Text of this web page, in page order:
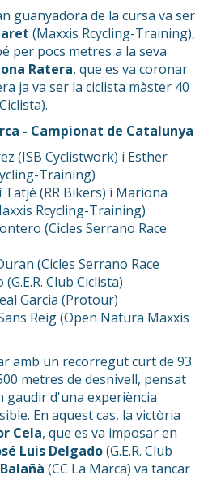
guanyadora de la cursa va ser
(Maxxis Rcycling-Training),
per pocs metres a la seva
Ratera, que es va coronar
ja va ser la ciclista màster 40
- Campionat de Catalunya
(ISB Cyclistwork) i Esther
Training)
(RR Bikers) i Mariona
Rcycling-Training)
(Cicles Serrano Race
(Cicles Serrano Race
Club Ciclista)
Garcia (Protour)
Reig (Open Natura Maxxis
amb un recorregut curt de 93
metres de desnivell, pensat
gaudir d'una experiència
En aquest cas, la victòria
Cela, que es va imposar en
Luis Delgado(G.E.R. Club
(CC La Marca) va tancar